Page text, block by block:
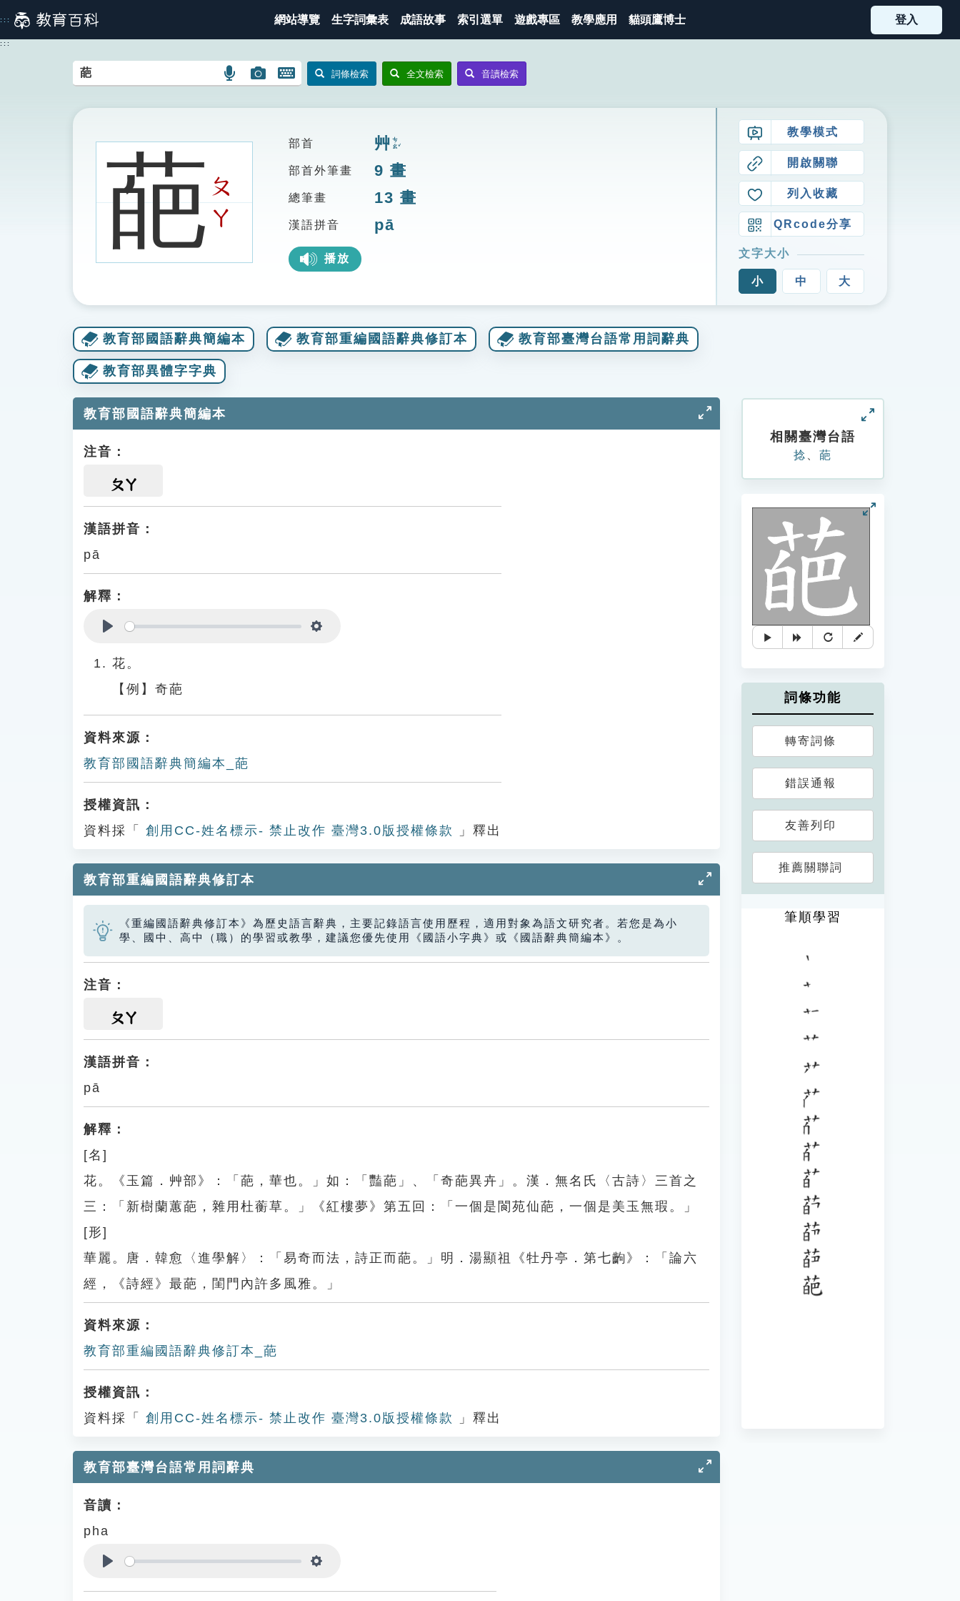
到
主
::: 網站導覽 生字詞彙表 成語故事 索引選單 遊戲專區 教學應用 貓頭鷹博士 登入
:::
語
搜
圖
圖
搜
開
鍵
圖
詞條檢索 全文檢索 音讀檢索
葩ㄆ
ㄚ
部首 艸ㄘㄠˇ
部首外筆畫 9 畫
總筆畫 13 畫
漢語拼音 pā
播放
教學模式
開啟關聯
列入收藏
QRcode分享
文字大小
小 中 大
教育部國語辭典簡編本 教育部重編國語辭典修訂本 教育部臺灣台語常用詞辭典
教育部異體字字典
教育部國語辭典簡編本
注音：
ㄆㄚ
漢語拼音：
pā
解釋：
花。
【例】奇葩
資料來源：
教育部國語辭典簡編本_葩
授權資訊：
資料採「
創用CC-姓名標示- 禁止改作 臺灣3.0版授權條款 」釋出
教育部重編國語辭典修訂本
《重編國語辭典修訂本》為歷史語言辭典，主要記錄語言使用歷程，適用對象為語文研究者。若您是為小
學、國中、高中（職）的學習或教學，建議您優先使用《國語小字典》或《國語辭典簡編本》。
注音：
ㄆㄚ
漢語拼音：
pā
解釋：
[名]
花。《玉篇．艸部》：「葩，華也。」如：「豔葩」、「奇葩異卉」。漢．無名氏〈古詩〉三首之
三：「新樹蘭蕙葩，雜用杜蘅草。」《紅樓夢》第五回：「一個是閬苑仙葩，一個是美玉無瑕。」
[形]
華麗。唐．韓愈〈進學解〉：「易奇而法，詩正而葩。」明．湯顯祖《牡丹亭．第七齣》：「論六
經，《詩經》最葩，閨門內許多風雅。」
資料來源：
教育部重編國語辭典修訂本_葩
授權資訊：
資料採「
創用CC-姓名標示- 禁止改作 臺灣3.0版授權條款 」釋出
教育部臺灣台語常用詞辭典
音讀：
pha
相關臺灣台語
捻 葩
詞條功能
轉寄詞條
錯誤通報
友善列印
推薦關聯詞
筆順學習